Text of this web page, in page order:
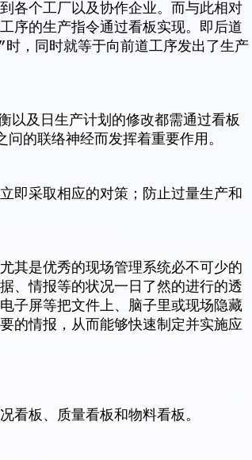
各个工厂以及协作企业。而与此相对
序的生产指令通过看板实现。即后道
，同时就等于向前道工序发出了生产
以及日生产计划的修改都需通过看板
的联络神经而发挥着重要作用。
即采取相应的对策；防止过量生产和
其是优秀的现场管理系统必不可少的
、情报等的状况一日了然的进行的透
子屏等把文件上、脑子里或现场隐藏
的情报，从而能够快速制定并实施应
看板、质量看板和物料看板。